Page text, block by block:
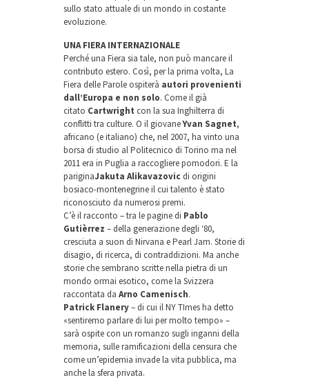
sullo stato attuale di un mondo in costante
evoluzione.
UNA FIERA INTERNAZIONALE
Perché una Fiera sia tale, non può mancare il
contributo estero. Così, per la prima volta, La
Fiera delle Parole ospiterà autori provenienti
dall’Europa e non solo. Come il già
citato Cartwright con la sua Inghilterra di
conflitti tra culture. O il giovaneYvan Sagnet,
africano (e italiano) che, nel 2007, ha vinto una
borsa di studio al Politecnico di Torino ma nel
2011 era in Puglia a raccogliere pomodori. E la
pariginaJakuta Alikavazovic di origini
bosiaco-montenegrine il cui talento è stato
riconosciuto da numerosi premi.
C’è il racconto – tra le pagine di Pablo
Gutièrrez – della generazione degli ‘80,
cresciuta a suon di Nirvana e Pearl Jam. Storie di
disagio, di ricerca, di contraddizioni. Ma anche
storie che sembrano scritte nella pietra di un
mondo ormai esotico, come la Svizzera
raccontata da Arno Camenisch.
Patrick Flanery– di cui il NY TImes ha detto
«sentiremo parlare di lui per molto tempo» –
sarà ospite con un romanzo sugli inganni della
memoria, sulle ramificazioni della censura che
come un’epidemia invade la vita pubblica, ma
anche la sfera privata.